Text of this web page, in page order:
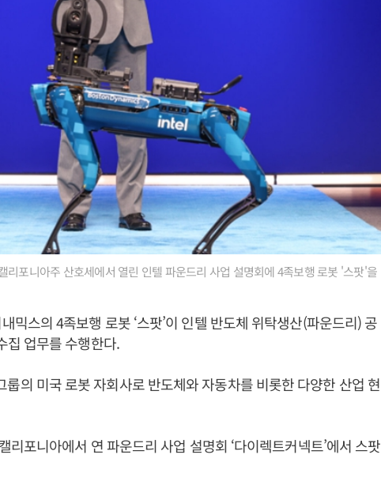
포니아주 산호세에서 열린 인텔 파운드리 사업 설명회에 4족보행 로봇 '스팟'을
믹스의 4족보행 로봇 ‘스팟’이 인텔 반도체 위탁생산(파운드리) 공
집 업무를 수행한다.
의 미국 로봇 자회사로 반도체와 자동차를 비롯한 다양한 산업 현
리포니아에서 연 파운드리 사업 설명회 ‘다이렉트커넥트’에서 스팟